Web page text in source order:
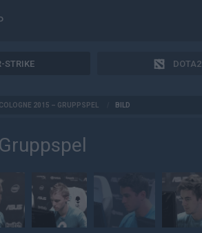
STRIKE DOTA2
2015 – GRUPPSPEL BILD